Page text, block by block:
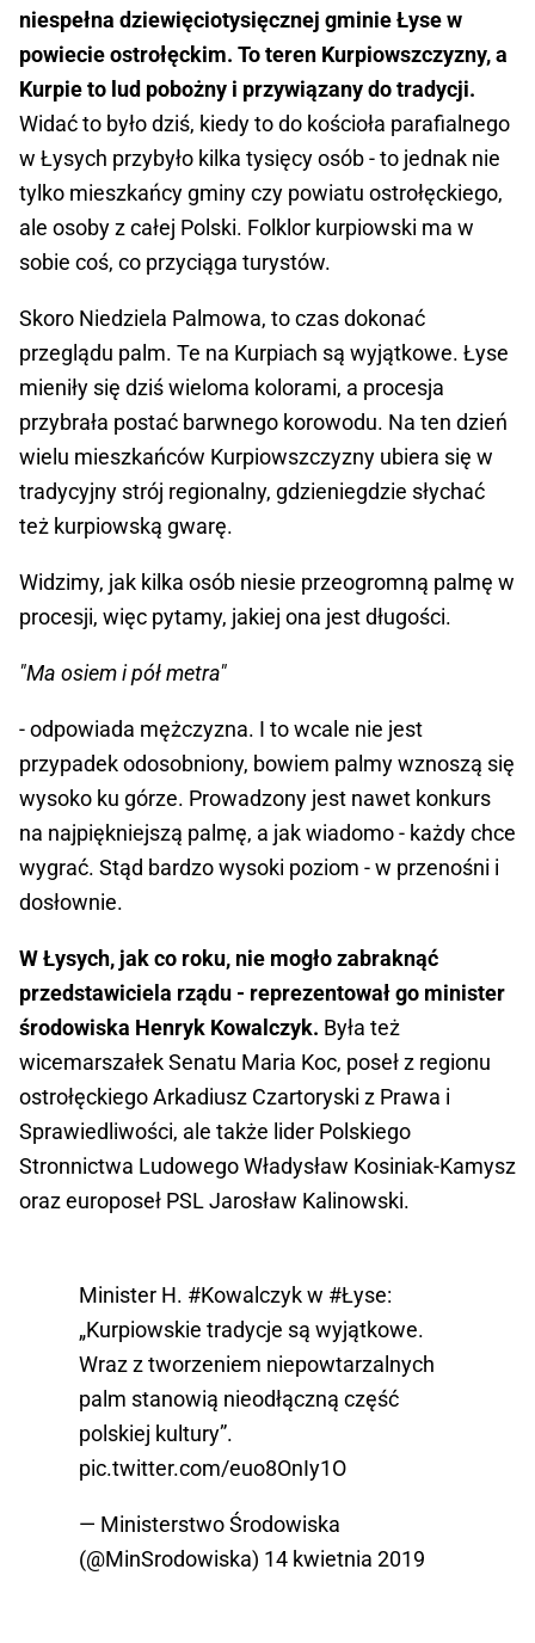
niespełna dziewięciotysięcznej gminie Łyse w
powiecie ostrołęckim. To teren Kurpiowszczyzny, a
Kurpie to lud pobożny i przywiązany do tradycji.
Widać to było dziś, kiedy to do kościoła parafialnego
w Łysych przybyło kilka tysięcy osób - to jednak nie
tylko mieszkańcy gminy czy powiatu ostrołęckiego,
ale osoby z całej Polski. Folklor kurpiowski ma w
sobie coś, co przyciąga turystów.
Skoro Niedziela Palmowa, to czas dokonać
przeglądu palm. Te na Kurpiach są wyjątkowe. Łyse
mieniły się dziś wieloma kolorami, a procesja
przybrała postać barwnego korowodu. Na ten dzień
wielu mieszkańców Kurpiowszczyzny ubiera się w
tradycyjny strój regionalny, gdzieniegdzie słychać
też kurpiowską gwarę.
Widzimy, jak kilka osób niesie przeogromną palmę w
procesji, więc pytamy, jakiej ona jest długości.
"Ma osiem i pół metra"
- odpowiada mężczyzna. I to wcale nie jest
przypadek odosobniony, bowiem palmy wznoszą się
wysoko ku górze. Prowadzony jest nawet konkurs
na najpiękniejszą palmę, a jak wiadomo - każdy chce
wygrać. Stąd bardzo wysoki poziom - w przenośni i
dosłownie.
W Łysych, jak co roku, nie mogło zabraknąć
przedstawiciela rządu - reprezentował go minister
środowiska Henryk Kowalczyk. Była też
wicemarszałek Senatu Maria Koc, poseł z regionu
ostrołęckiego Arkadiusz Czartoryski z Prawa i
Sprawiedliwości, ale także lider Polskiego
Stronnictwa Ludowego Władysław Kosiniak-Kamysz
oraz europoseł PSL Jarosław Kalinowski.
Minister H. #Kowalczykw #Łyse:
„Kurpiowskie tradycje są wyjątkowe.
Wraz z tworzeniem niepowtarzalnych
palm stanowią nieodłączną część
polskiej kultury”.
pic.twitter.com/euo8OnIy1O
— Ministerstwo Środowiska
(@MinSrodowiska) 14 kwietnia 2019